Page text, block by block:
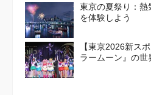
東京の夏祭り：熱
を体験しよう
【東京2026新ス
ラームーン』の世